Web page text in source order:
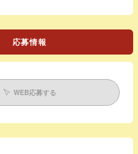
応募情報
WEB応募する